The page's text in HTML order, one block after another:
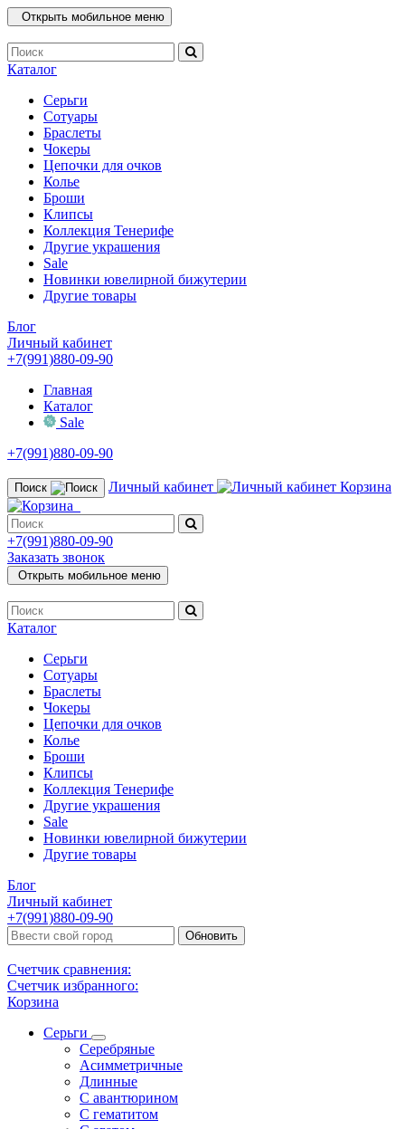
Открыть мобильное меню
Каталог
Серьги
Сотуары
Браслеты
Чокеры
Цепочки для очков
Колье
Броши
Клипсы
Коллекция Тенерифе
Другие украшения
Sale
Новинки ювелирной бижутерии
Другие товары
Блог
Личный кабинет
+7(991)880-09-90
Главная
Каталог
Sale
+7(991)880-09-90
Поиск Личный кабинет Корзина
+7(991)880-09-90
Заказать звонок
Открыть мобильное меню
Каталог
Серьги
Сотуары
Браслеты
Чокеры
Цепочки для очков
Колье
Броши
Клипсы
Коллекция Тенерифе
Другие украшения
Sale
Новинки ювелирной бижутерии
Другие товары
Блог
Личный кабинет
+7(991)880-09-90
Обновить
Счетчик сравнения:
Счетчик избранного:
Корзина
Серьги
Серебряные
Асимметричные
Длинные
С авантюрином
С гематитом